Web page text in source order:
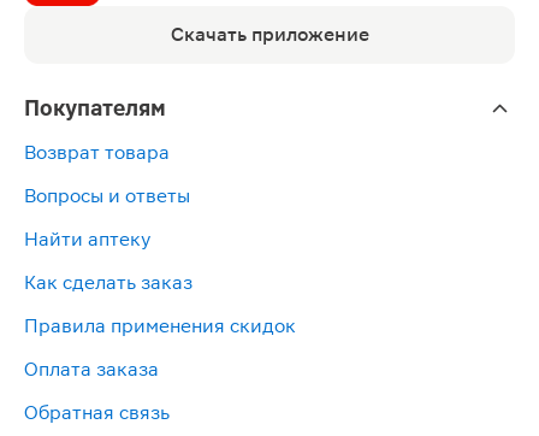
Скачать приложение
Покупателям
Возврат товара
Вопросы и ответы
Найти аптеку
Как сделать заказ
Правила применения скидок
Оплата заказа
Обратная связь